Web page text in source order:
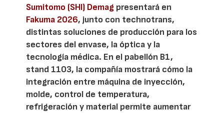
Sumitomo (SHI) Demag presentará en
Fakuma 2026, junto con technotrans,
distintas soluciones de producción para los
sectores del envase, la óptica y la
tecnología médica. En el pabellón B1,
stand 1103, la compañía mostrará cómo la
integración entre máquina de inyección,
molde, control de temperatura,
refrigeración y material permite aumentar